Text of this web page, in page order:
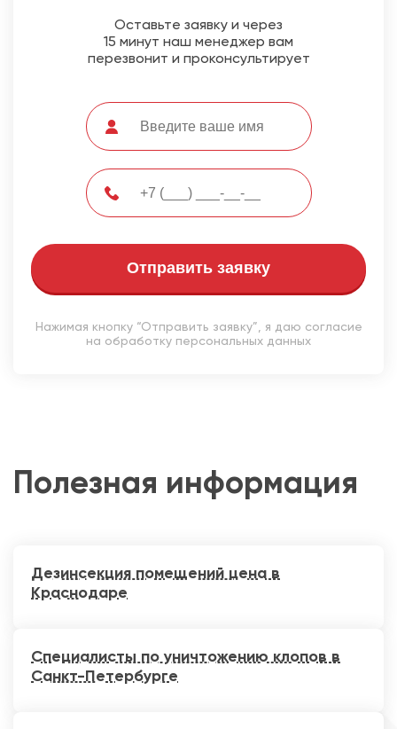
Оставьте заявку и через
15 минут наш менеджер вам
перезвонит и проконсультирует
Отправить заявку
Нажимая кнопку “Отправить заявку”, я даю согласие
на обработку персональных данных
Полезная информация
Дезинсекция помещений цена в
Краснодаре
Специалисты по уничтожению клопов в
Санкт-Петербурге